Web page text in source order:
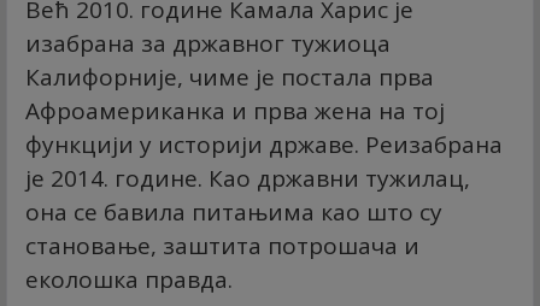
Већ 2010. године Камала Харис је
изабрана за државног тужиоца
Калифорније, чиме је постала прва
Афроамериканка и прва жена на тој
функцији у историји државе. Реизабрана
је 2014. године. Као државни тужилац,
она се бавила питањима као што су
становање, заштита потрошача и
еколошка правда.